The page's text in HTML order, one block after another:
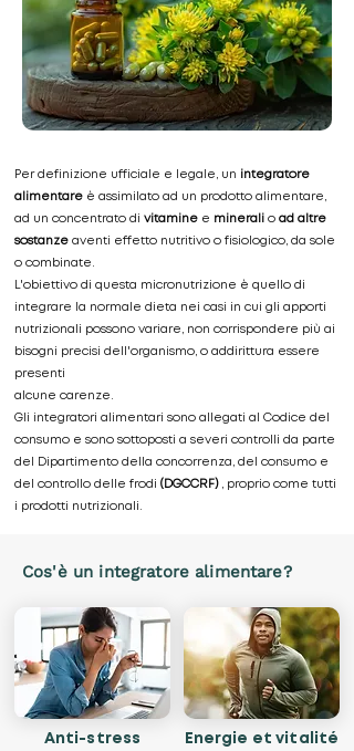
Per definizione ufficiale e legale, un integratore
alimentare è assimilato ad un prodotto alimentare,
ad un concentrato di vitamine e minerali o ad altre
sostanze aventi effetto nutritivo o fisiologico, da sole
o combinate.
L'obiettivo di questa micronutrizione è quello di
integrare la normale dieta nei casi in cui gli apporti
nutrizionali possono variare, non corrispondere più ai
bisogni precisi dell'organismo, o addirittura essere
presenti
alcune carenze.
Gli integratori alimentari sono allegati al Codice del
consumo e sono sottoposti a severi controlli da parte
del Dipartimento della concorrenza, del consumo e
del controllo delle frodi (DGCCRF), proprio come tutti
i prodotti nutrizionali.
Cos'è un integratore alimentare?
Anti-stress Energie et vitalité